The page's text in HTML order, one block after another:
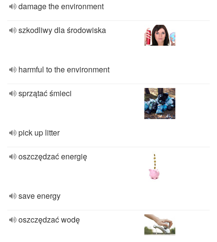
damage the environment
szkodliwy dla środowiska
harmful to the environment
sprzątać śmieci
pick up litter
oszczędzać energię
save energy
oszczędzać wodę